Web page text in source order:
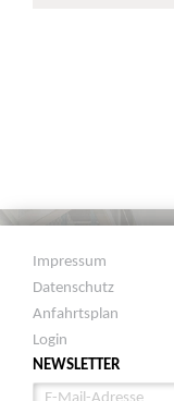
Impressum
Datenschutz
Anfahrtsplan
Login
NEWSLETTER